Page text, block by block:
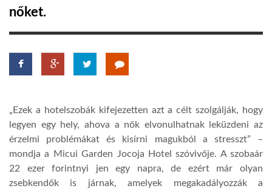
TROPICALMAGAZIN
A NAP SZÉPE
LINKTR.EE
nőket.
„Ezek a hotelszobák kifejezetten azt a célt szolgálják, hogy
legyen egy hely, ahova a nők elvonulhatnak leküzdeni az
érzelmi problémákat és kisírni magukból a stresszt” –
mondja a Micui Garden Jocoja Hotel szóvivője. A szobaár
22 ezer forintnyi jen egy napra, de ezért már olyan
zsebkendők is járnak, amelyek megakadályozzák a